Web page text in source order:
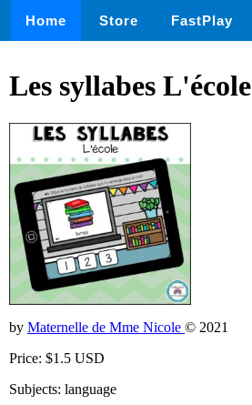
Home Store FastPlay
Les syllabes L'école
by Maternelle de Mme Nicole © 2021
Price: $1.5 USD
Subjects: language